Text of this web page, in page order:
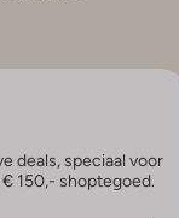
deals, speciaal voor
150,- shoptegoed.